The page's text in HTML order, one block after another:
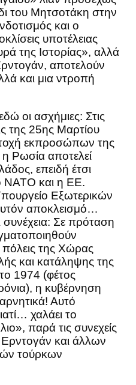
του Μητσοτάκη στην
και ο
υποτέλειας
της Ιστορίας», αλλά
αποτελούν
και μια ντροπή
οι ασχήμιες: Στις
της 25ης Μαρτίου
εκπροσώπων της
Ρωσία αποτελεί
επειδή έτσι
ΝΑΤΟ και η ΕΕ.
Εξωτερικών
αποκλεισμό…
συνέχεια: Σε πρόταση
πόλεις της Χώρας
και κατάληψης της
1974 (φέτος
η κυβέρνηση
Αυτό
χαλάει το
παρά τις συνεχείς
και άλλων
τούρκων